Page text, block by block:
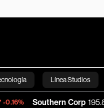
Línea Studios
English
Corp 195.80 -0.61%